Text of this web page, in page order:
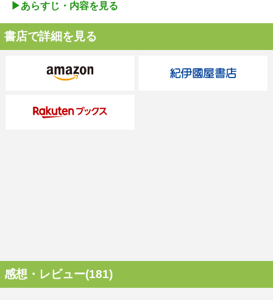
▶︎あらすじ・内容を見る
書店で詳細を見る
感想・レビュー(181)